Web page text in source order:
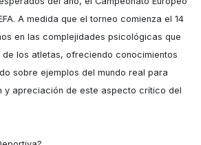
A medida que el torneo comienza el 14
en las complejidades psicológicas que
de los atletas, ofreciendo conocimientos
sobre ejemplos del mundo real para
y apreciación de este aspecto crítico del